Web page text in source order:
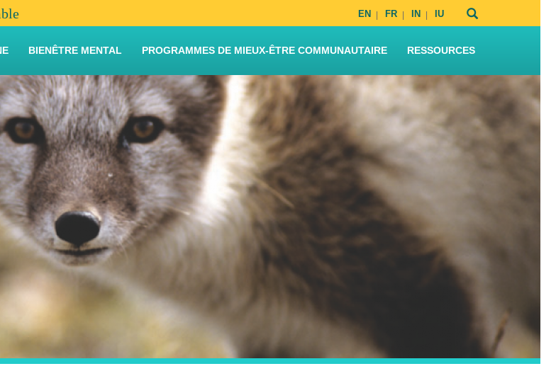
EN FR IN IU
BIENÊTRE MENTAL PROGRAMMES DE MIEUX-ÊTRE COMMUNAUTAIRE RESSOURCES